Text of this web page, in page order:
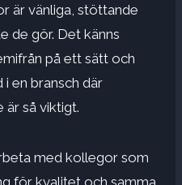
är vänliga, stöttande
de gör. Det känns
på ett sätt och
en bransch där
så viktigt.
med kollegor som
för kvalitet och samma